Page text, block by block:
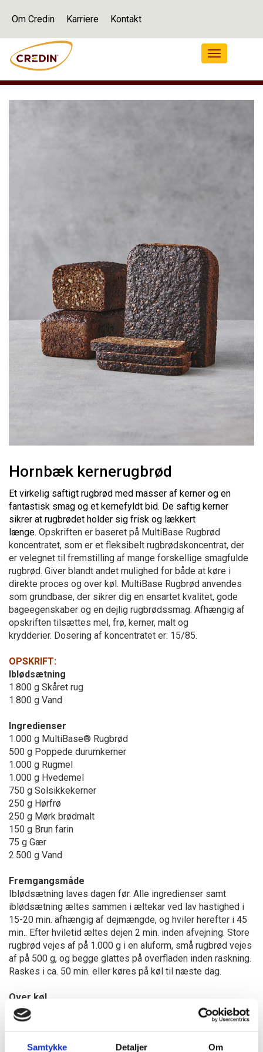
Samtykke Detaljer Om
Om Credin Karriere Kontakt
Navigation
Hornbæk kernerugbrød
Et virkelig saftigt rugbrød med masser af kerner og en
fantastisk smag og et kernefyldt bid. De saftig kerner
sikrer at rugbrødet holder sig frisk og lækkert
længe. Opskriften er baseret på MultiBase Rugbrød
koncentratet, som er et fleksibelt rugbrødskoncentrat, der
er velegnet til fremstilling af mange forskellige smagfulde
rugbrød. Giver blandt andet mulighed for både at køre i
direkte proces og over køl. MultiBase Rugbrød anvendes
som grundbase, der sikrer dig en ensartet kvalitet, gode
bageegenskaber og en dejlig rugbrødssmag. Afhængig af
opskriften tilsættes mel, frø, kerner, malt og
krydderier. Dosering af koncentratet er: 15/85.
OPSKRIFT:
Iblødsætning
1.800 g Skåret rug
1.800 g Vand
Ingredienser
1.000 g MultiBase® Rugbrød
500 g Poppede durumkerner
1.000 g Rugmel
1.000 g Hvedemel
750 g Solsikkekerner
250 g Hørfrø
250 g Mørk brødmalt
150 g Brun farin
75 g Gær
2.500 g Vand
Fremgangsmåde
Iblødsætning laves dagen før. Alle ingredienser samt
iblødsætning æltes sammen i æltekar ved lav hastighed i
15-20 min. afhængig af dejmængde, og hviler herefter i 45
min.. Efter hviletid æltes dejen 2 min. inden afvejning. Store
rugbrød vejes af på 1.000 g i en aluform, små rugbrød vejes
af på 500 g, og begge glattes på overfladen inden raskning.
Raskes i ca. 50 min. eller køres på køl til næste dag.
Over køl
Brødene tildækkes med plast og sættes på køl ved 4-6°C i
16-20 timer. Dagen efter tempererer brødene 1 time i
ved indsætningstemperatur på 260°C med fuld damp,